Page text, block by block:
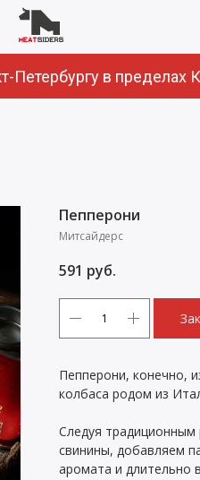
в пределах
Пепперони
Митсайдерс
591 руб.
Пепперони, конечно,
колбаса родом из
Следуя
свинины, добавляем
аромата и длительно